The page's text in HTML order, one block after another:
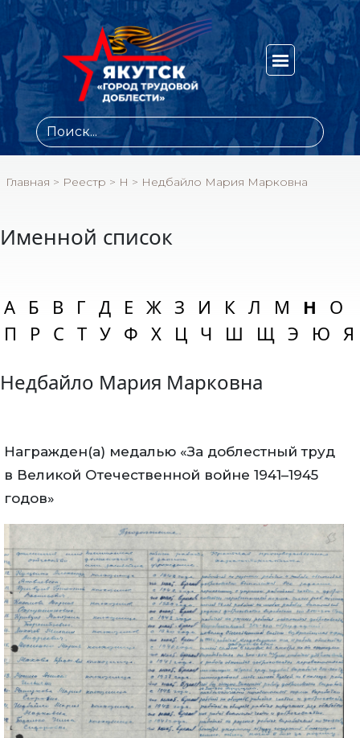
Главная > Реестр > Н > Недбайло Мария Марковна
Именной список
А Б В Г Д Е Ж З И К Л М Н
О
П
Р С Т У Ф Х Ц Ч Ш Щ Э Ю Я
Недбайло Мария Марковна
Награжден(а) медалью «За доблестный труд
в Великой Отечественной войне 1941–1945
годов»